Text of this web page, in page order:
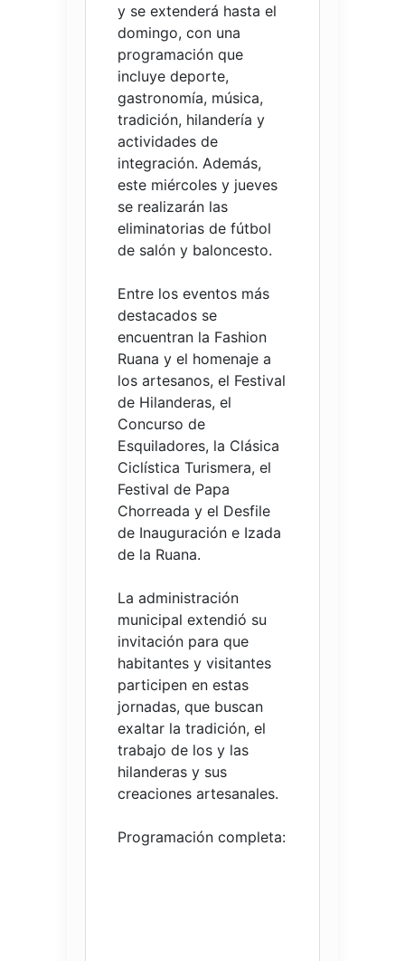
y se extenderá hasta el
domingo, con una
programación que
incluye deporte,
gastronomía, música,
tradición, hilandería y
actividades de
integración. Además,
este miércoles y jueves
se realizarán las
eliminatorias de fútbol
de salón y baloncesto.
Entre los eventos más
destacados se
encuentran la Fashion
Ruana y el homenaje a
los artesanos, el Festival
de Hilanderas, el
Concurso de
Esquiladores, la Clásica
Ciclística Turismera, el
Festival de Papa
Chorreada y el Desfile
de Inauguración e Izada
de la Ruana.
La administración
municipal extendió su
invitación para que
habitantes y visitantes
participen en estas
jornadas, que buscan
exaltar la tradición, el
trabajo de los y las
hilanderas y sus
creaciones artesanales.
Programación completa: